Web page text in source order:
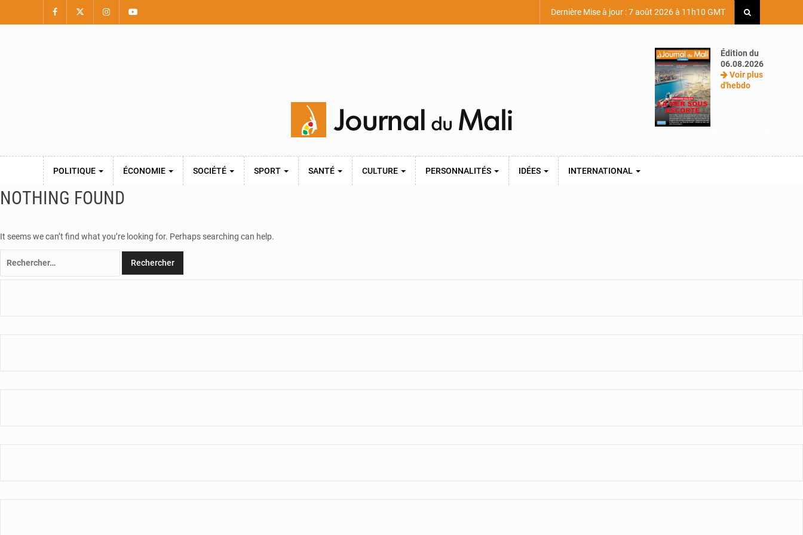
Dernière Mise à jour : 7 août 2026 à 11h10 GMT
Édition du
06.08.2026
Voir plus
d'hebdo
POLITIQUE ÉCONOMIE SOCIÉTÉ SPORT SANTÉ CULTURE PERSONNALITÉS IDÉES INTERNATIONAL
NOTHING FOUND
It seems we can’t find what you’re looking for. Perhaps searching can help.